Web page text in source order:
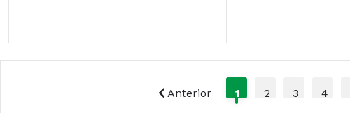
Anterior 1 2 3 4